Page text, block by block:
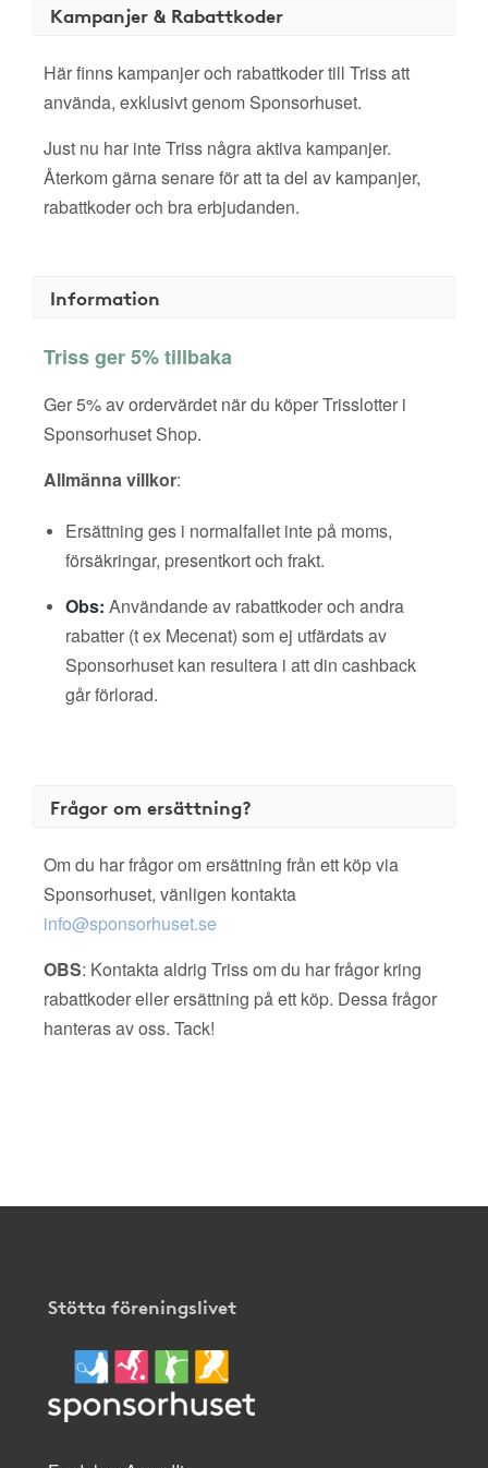
Kampanjer & Rabattkoder
Här finns kampanjer och rabattkoder till Triss att
använda, exklusivt genom Sponsorhuset.
Just nu har inte Triss några aktiva kampanjer.
Återkom gärna senare för att ta del av kampanjer,
rabattkoder och bra erbjudanden.
Information
Triss ger 5% tillbaka
Ger 5% av ordervärdet när du köper Trisslotter i
Sponsorhuset Shop.
Allmänna villkor:
Ersättning ges i normalfallet inte på moms,
försäkringar, presentkort och frakt.
Obs: Användande av rabattkoder och andra
rabatter (t ex Mecenat) som ej utfärdats av
Sponsorhuset kan resultera i att din cashback
går förlorad.
Frågor om ersättning?
Om du har frågor om ersättning från ett köp via
Sponsorhuset, vänligen kontakta
info@sponsorhuset.se
OBS: Kontakta aldrig Triss om du har frågor kring
rabattkoder eller ersättning på ett köp. Dessa frågor
hanteras av oss. Tack!
Stötta föreningslivet